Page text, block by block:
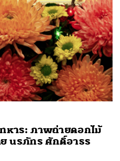
หาร: ภาพถ่ายดอกไม้
นรภัทร ศักดิ์อาธร
LINE EMAIL